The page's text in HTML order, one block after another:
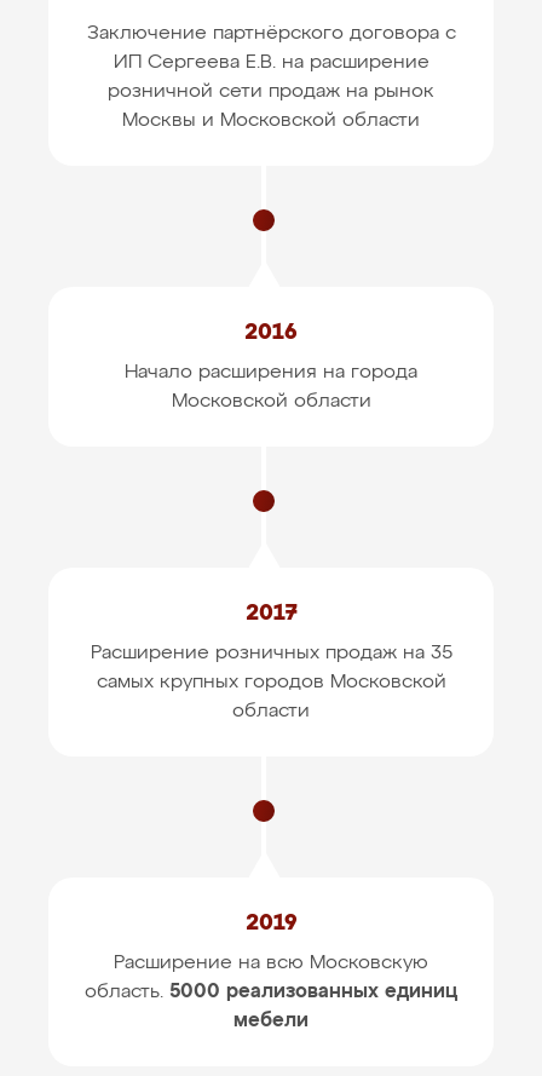
Заключение партнёрского договора с
ИП Сергеева Е.В. на расширение
розничной сети продаж на рынок
Москвы и Московской области
2016
Начало расширения на города
Московской области
2017
Расширение розничных продаж на 35
самых крупных городов Московской
области
2019
Расширение на всю Московскую
область. 5000 реализованных единиц
мебели